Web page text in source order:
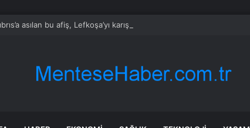
asılan bu afiş, Lefkoşa’yı karıştırdı